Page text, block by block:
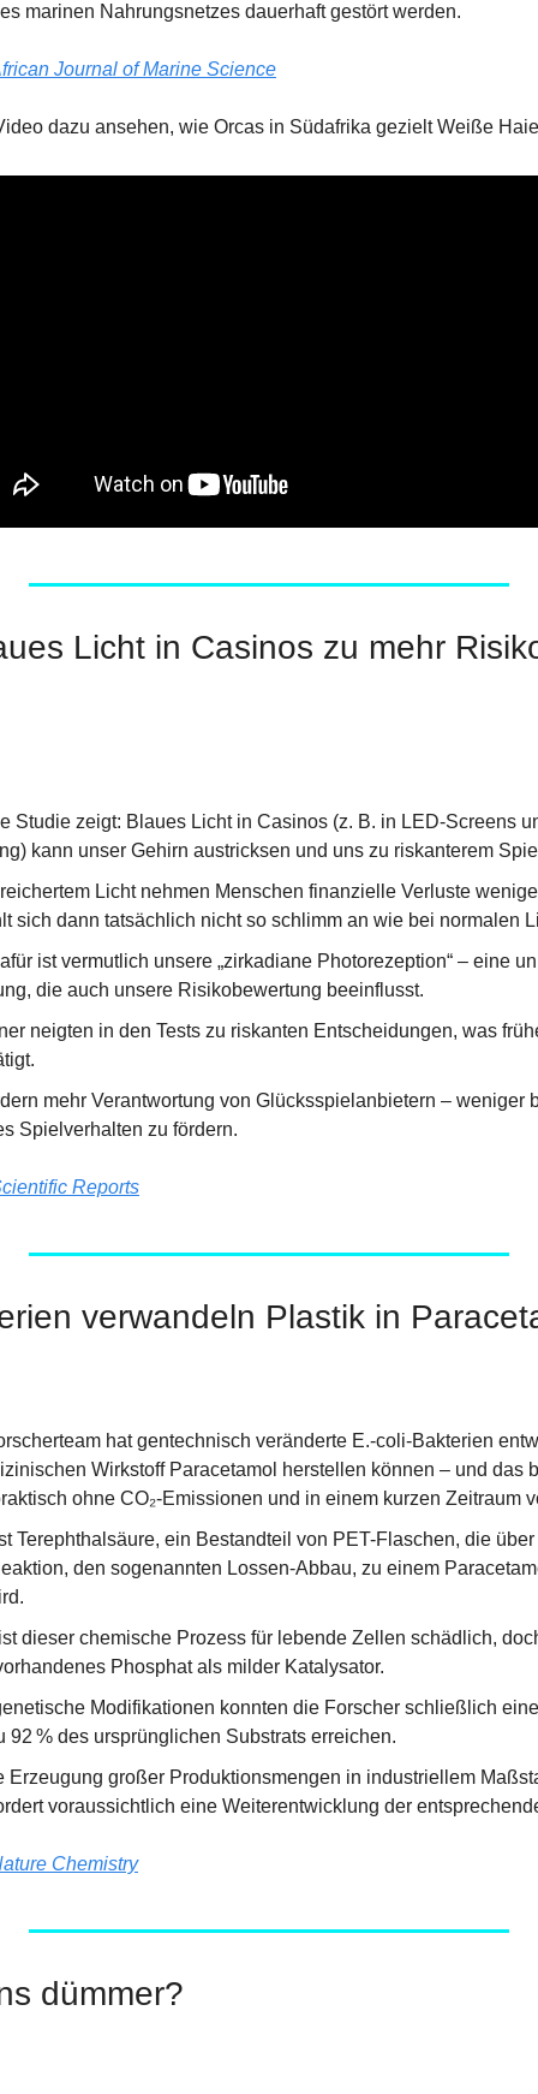
marinen Nahrungsnetzes dauerhaft gestört werden.
Journal of Marine Science
dazu ansehen, wie Orcas in Südafrika gezielt Weiße
Licht in Casinos zu mehr
Studie zeigt: Blaues Licht in Casinos (z. B. in LED-Screens
kann unser Gehirn austricksen und uns zu riskanterem
Licht nehmen Menschen finanzielle Verluste
sich dann tatsächlich nicht so schlimm an wie bei normalen
ist vermutlich unsere „zirkadiane Photorezeption“ – eine
die auch unsere Risikobewertung beeinflusst.
neigten in den Tests zu riskanten Entscheidungen, was
mehr Verantwortung von Glücksspielanbietern – weniger
Spielverhalten zu fördern.
Reports
verwandeln Plastik in
hat gentechnisch veränderte E.-coli-Bakterien
Wirkstoff Paracetamol herstellen können – und das
ohne CO₂-Emissionen und in einem kurzen Zeitraum
Terephthalsäure, ein Bestandteil von PET-Flaschen, die
den sogenannten Lossen-Abbau, zu einem
dieser chemische Prozess für lebende Zellen schädlich,
Phosphat als milder Katalysator.
Modifikationen konnten die Forscher schließlich
92 % des ursprünglichen Substrats erreichen.
Erzeugung großer Produktionsmengen in industriellem
voraussichtlich eine Weiterentwicklung der
Chemistry
dümmer?